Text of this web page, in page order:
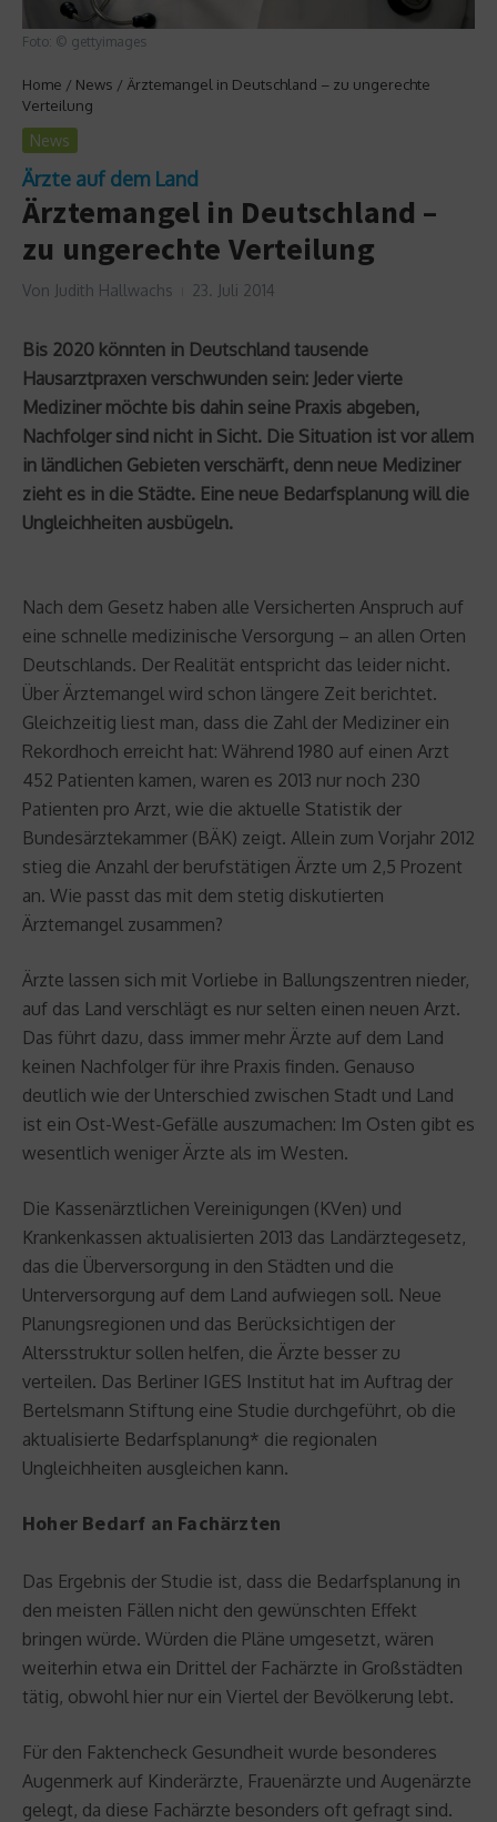
Foto: © gettyimages
Home / News / Ärztemangel in Deutschland – zu ungerechte
Verteilung
News
Ärzte auf dem Land
Ärztemangel in Deutschland –
zu ungerechte Verteilung
Von Judith Hallwachs 23. Juli 2014
Bis 2020 könnten in Deutschland tausende
Hausarztpraxen verschwunden sein: Jeder vierte
Mediziner möchte bis dahin seine Praxis abgeben,
Nachfolger sind nicht in Sicht. Die Situation ist vor allem
in ländlichen Gebieten verschärft, denn neue Mediziner
zieht es in die Städte. Eine neue Bedarfsplanung will die
Ungleichheiten ausbügeln.
Nach dem Gesetz haben alle Versicherten Anspruch auf
eine schnelle medizinische Versorgung – an allen Orten
Deutschlands. Der Realität entspricht das leider nicht.
Über Ärztemangel wird schon längere Zeit berichtet.
Gleichzeitig liest man, dass die Zahl der Mediziner ein
Rekordhoch erreicht hat: Während 1980 auf einen Arzt
452 Patienten kamen, waren es 2013 nur noch 230
Patienten pro Arzt, wie die aktuelle Statistik der
Bundesärztekammer (BÄK) zeigt. Allein zum Vorjahr 2012
stieg die Anzahl der berufstätigen Ärzte um 2,5 Prozent
an. Wie passt das mit dem stetig diskutierten
Ärztemangel zusammen?
Ärzte lassen sich mit Vorliebe in Ballungszentren nieder,
auf das Land verschlägt es nur selten einen neuen Arzt.
Das führt dazu, dass immer mehr Ärzte auf dem Land
keinen Nachfolger für ihre Praxis finden. Genauso
deutlich wie der Unterschied zwischen Stadt und Land
ist ein Ost-West-Gefälle auszumachen: Im Osten gibt es
wesentlich weniger Ärzte als im Westen.
Die Kassenärztlichen Vereinigungen (KVen) und
Krankenkassen aktualisierten 2013 das Landärztegesetz,
das die Überversorgung in den Städten und die
Unterversorgung auf dem Land aufwiegen soll. Neue
Planungsregionen und das Berücksichtigen der
Altersstruktur sollen helfen, die Ärzte besser zu
verteilen. Das Berliner IGES Institut hat im Auftrag der
Bertelsmann Stiftung eine Studie durchgeführt, ob die
aktualisierte Bedarfsplanung* die regionalen
Ungleichheiten ausgleichen kann.
Hoher Bedarf an Fachärzten
Das Ergebnis der Studie ist, dass die Bedarfsplanung in
den meisten Fällen nicht den gewünschten Effekt
bringen würde. Würden die Pläne umgesetzt, wären
weiterhin etwa ein Drittel der Fachärzte in Großstädten
tätig, obwohl hier nur ein Viertel der Bevölkerung lebt.
Für den Faktencheck Gesundheit wurde besonderes
Augenmerk auf Kinderärzte, Frauenärzte und Augenärzte
gelegt, da diese Fachärzte besonders oft gefragt sind.